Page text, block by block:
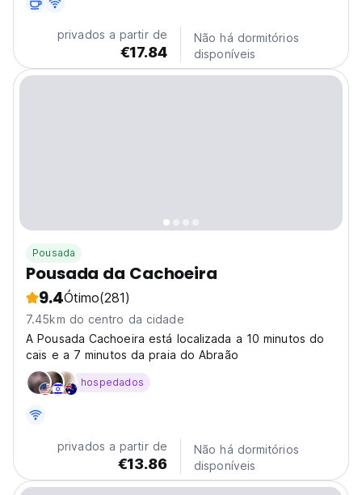
é cercada por mata atlântica preservada, criando um
ambiente tranquilo, acolhedor e perfeito para
viajantes...privados a partir de
€17.84
Não há dormitórios
disponíveis
Pousada
Pousada da Cachoeira
9.4Ótimo(281)
7.45km do centro da cidade
A Pousada Cachoeira está localizada a 10 minutos do
cais e a 7 minutos da praia do Abraão
hospedados
privados a partir de
€13.86
Não há dormitórios
disponíveis